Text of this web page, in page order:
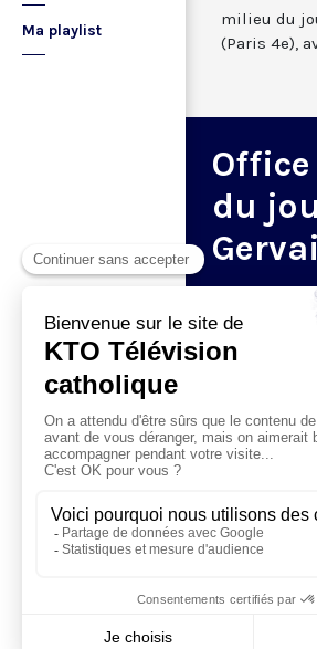
Ma playlist
milieu du
(Paris 4e),
du
Du mardi au
l’office du
Saint-
les
L’Office du
particulier,
office, les
Sexte et None.
retrouver son
matin